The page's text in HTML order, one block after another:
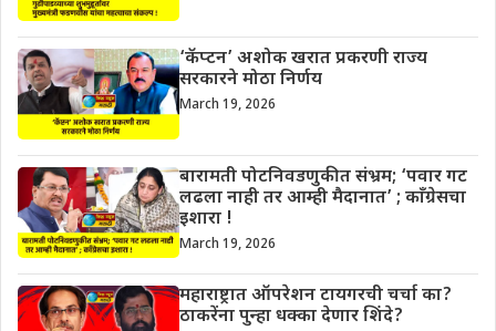
‘कॅप्टन’ अशोक खरात प्रकरणी राज्य
सरकारने मोठा निर्णय
March 19, 2026
बारामती पोटनिवडणुकीत संभ्रम; ‘पवार गट
लढला नाही तर आम्ही मैदानात’ ; काँग्रेसचा
इशारा !
March 19, 2026
महाराष्ट्रात ऑपरेशन टायगरची चर्चा का?
ठाकरेंना पुन्हा धक्का देणार शिंदे?